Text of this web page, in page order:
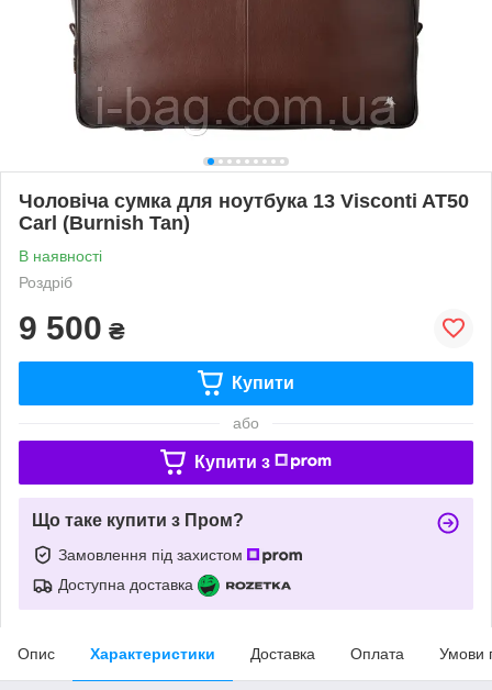
Чоловіча сумка для ноутбука 13 Visconti AT50
Carl (Burnish Tan)
В наявності
Роздріб
9 500 ₴
Купити
або
Купити з
Що таке купити з Пром?
Замовлення під захистом
Доступна доставка
Опис Характеристики Доставка Оплата Умови